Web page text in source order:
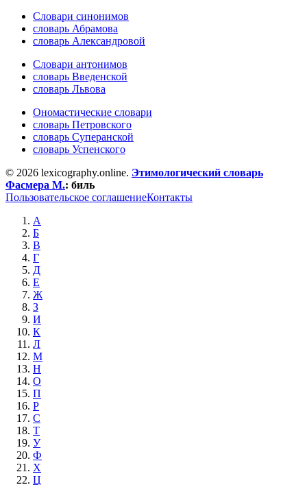
Словари синонимов
словарь Абрамова
словарь Александровой
Словари антонимов
словарь Введенской
словарь Львова
Ономастические словари
словарь Петровского
словарь Суперанской
словарь Успенского
© 2026 lexicography.online. Этимологический словарь
Фасмера М.: биль
Пользовательское соглашениеКонтакты
А
Б
В
Г
Д
Е
Ж
З
И
К
Л
М
Н
О
П
Р
С
Т
У
Ф
Х
Ц